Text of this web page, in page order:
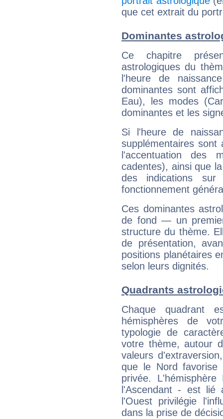
que cet extrait du
Dominantes
Ce chapitre
astrologiques du
l'heure de
dominantes sont
Eau), les modes
dominantes et les
Si l'heure de
supplémentaires sont
l'accentuation des
cadentes), ainsi que
des indications sur
fonctionnement
Ces dominantes
de fond — un
structure du thème.
de présentation,
positions planétaires
selon leurs dignités.
Quadrants
Chaque quadrant
hémisphères de
typologie de
votre thème, autour
valeurs
que le Nord favorise
privée.
l'Ascendant - est
l'Ouest privilégie
dans la prise de